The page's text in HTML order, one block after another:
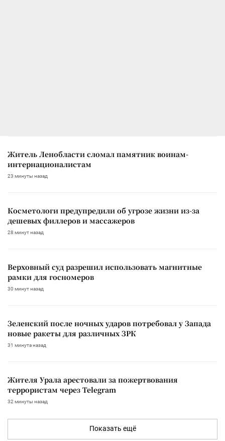
Житель Ленобласти сломал памятник воинам-
интернационалистам
23 минуты назад
Косметологи предупредили об угрозе жизни из-за
дешевых филлеров и массажеров
28 минут назад
Верховный суд разрешил использовать магнитные
рамки для госномеров
30 минут назад
Зеленский после ночных ударов потребовал у Запада
новые ракеты для различных ЗРК
31 минута назад
Жителя Урала арестовали за пожертвования
террористам через Telegram
32 минуты назад
Показать ещё